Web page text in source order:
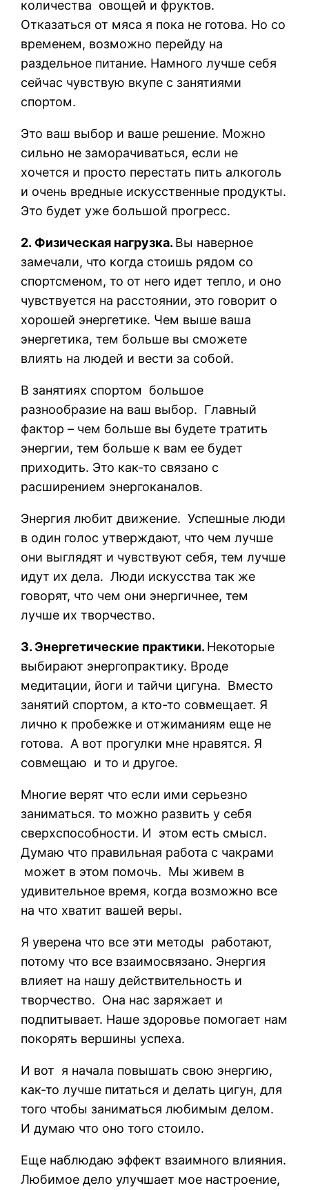
количества овощей и фруктов.
Отказаться от мяса я пока не готова. Но со
временем, возможно перейду на
раздельное питание. Намного лучше себя
сейчас чувствую вкупе с занятиями
спортом.
Это ваш выбор и ваше решение. Можно
сильно не заморачиваться, если не
хочется и просто перестать пить алкоголь
и очень вредные искусственные продукты.
Это будет уже большой прогресс.
2. Физическая нагрузка. Вы наверное
замечали, что когда стоишь рядом со
спортсменом, то от него идет тепло, и оно
чувствуется на расстоянии, это говорит о
хорошей энергетике. Чем выше ваша
энергетика, тем больше вы сможете
влиять на людей и вести за собой.
В занятиях спортом большое
разнообразие на ваш выбор. Главный
фактор – чем больше вы будете тратить
энергии, тем больше к вам ее будет
приходить. Это как-то связано с
расширением энергоканалов.
Энергия любит движение. Успешные люди
в один голос утверждают, что чем лучше
они выглядят и чувствуют себя, тем лучше
идут их дела. Люди искусства так же
говорят, что чем они энергичнее, тем
лучше их творчество.
3. Энергетические практики. Некоторые
выбирают энергопрактику. Вроде
медитации, йоги и тайчи цигуна. Вместо
занятий спортом, а кто-то совмещает. Я
лично к пробежке и отжиманиям еще не
готова. А вот прогулки мне нравятся. Я
совмещаю и то и другое.
Многие верят что если ими серьезно
заниматься. то можно развить у себя
сверхспособности. И этом есть смысл.
Думаю что правильная работа с чакрами
может в этом помочь. Мы живем в
удивительное время, когда возможно все
на что хватит вашей веры.
Я уверена что все эти методы работают,
потому что все взаимосвязано. Энергия
влияет на нашу действительность и
творчество. Она нас заряжает и
подпитывает. Наше здоровье помогает нам
покорять вершины успеха.
И вот я начала повышать свою энергию,
как-то лучше питаться и делать цигун, для
того чтобы заниматься любимым делом.
И думаю что оно того стоило.
Еще наблюдаю эффект взаимного влияния.
Любимое дело улучшает мое настроение,